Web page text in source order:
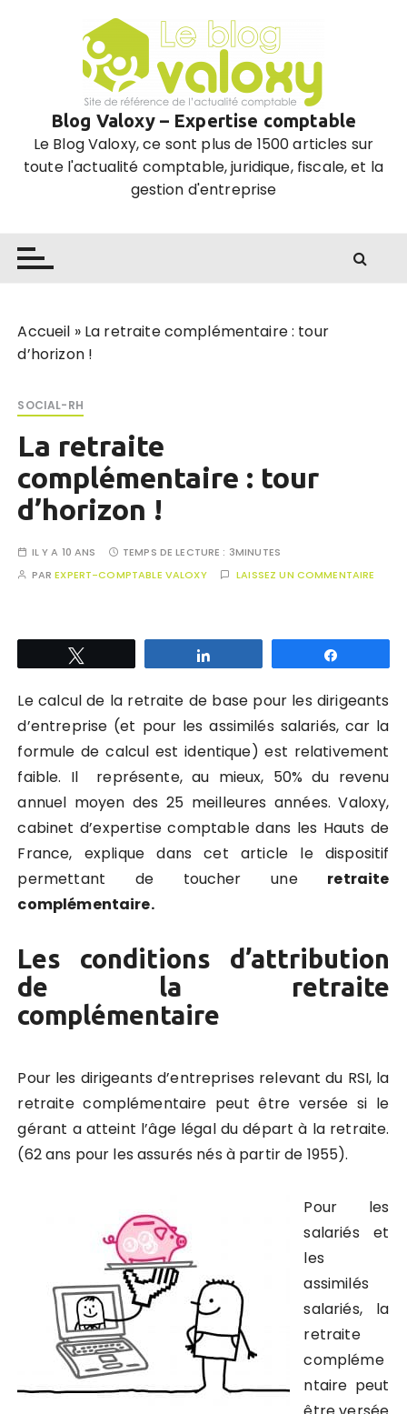
Blog Valoxy – Expertise comptable
Le Blog Valoxy, ce sont plus de 1500 articles sur
toute l'actualité comptable, juridique, fiscale, et la
gestion d'entreprise
Accueil » La retraite complémentaire : tour
d’horizon !
SOCIAL-RH
La retraite
complémentaire : tour
d’horizon !
IL Y A 10 ANS TEMPS DE LECTURE : 3MINUTES
PAREXPERT-COMPTABLE VALOXY LAISSEZ UN COMMENTAIRE
Le calcul de la retraite de base pour les dirigeants
d’entreprise (et pour les assimilés salariés, car la
formule de calcul est identique) est relativement
faible. Il représente, au mieux, 50% du revenu
annuel moyen des 25 meilleures années. Valoxy,
cabinet d’expertise comptable dans les Hauts de
France, explique dans cet article le dispositif
permettant de toucher une retraite
complémentaire.
Les conditions d’attribution
de la retraite
complémentaire
Pour les dirigeants d’entreprises relevant du RSI, la
retraite complémentaire peut être versée si le
gérant a atteint l’âge légal du départ à la retraite.
(62 ans pour les assurés nés à partir de 1955).
Pour les
salariés et
les
assimilés
salariés, la
retraite
compléme
ntaire peut